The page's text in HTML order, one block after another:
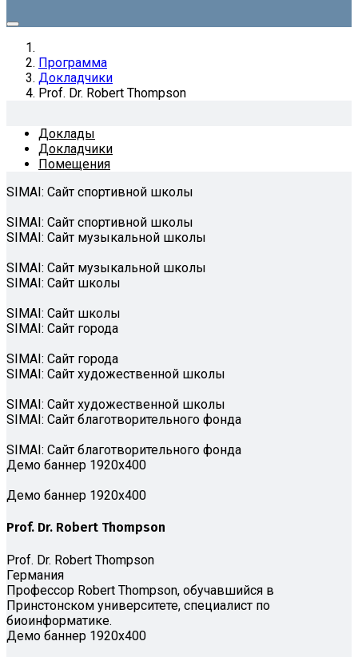
Программа
Докладчики
Prof. Dr. Robert Thompson
Доклады
Докладчики
Помещения
SIMAI: Сайт спортивной школы
SIMAI: Сайт спортивной школы
SIMAI: Сайт музыкальной школы
SIMAI: Сайт музыкальной школы
SIMAI: Сайт школы
SIMAI: Сайт школы
SIMAI: Сайт города
SIMAI: Сайт города
SIMAI: Сайт художественной школы
SIMAI: Сайт художественной школы
SIMAI: Сайт благотворительного фонда
SIMAI: Сайт благотворительного фонда
Демо баннер 1920х400
Демо баннер 1920х400
Prof. Dr. Robert Thompson
Prof. Dr. Robert Thompson
Германия
Профессор Robert Thompson, обучавшийся в
Принстонском университете, специалист по
биоинформатике.
Демо баннер 1920х400